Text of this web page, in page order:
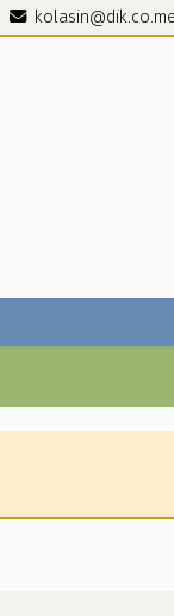
kolasin@dik.co.me